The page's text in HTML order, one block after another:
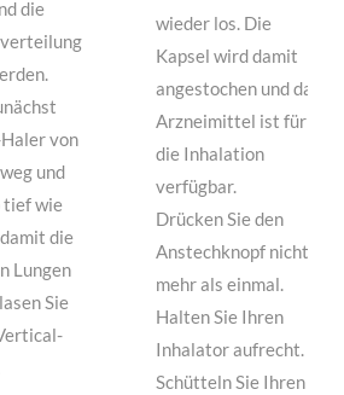
die
von
und
tief wie
die
Lungen
Sie
wieder los. Die
Kapsel wird damit
angestochen und das
Arzneimittel ist für
die Inhalation
verfügbar.
Drücken Sie den
Anstechknopf nicht
mehr als einmal.
Halten Sie Ihren
Inhalator aufrecht.
Schütteln Sie Ihren